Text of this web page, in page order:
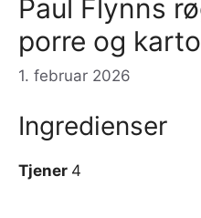
Paul Flynns
porre og
1. februar 2026
Ingredienser
Tjener 4